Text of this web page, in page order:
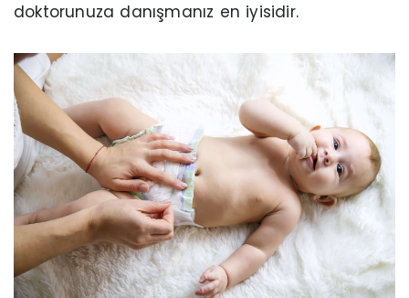
doktorunuza danışmanız en iyisidir.